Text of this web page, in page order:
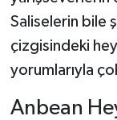
Saliselerin bile
çizgisindeki
yorumlarıyla
Anbean